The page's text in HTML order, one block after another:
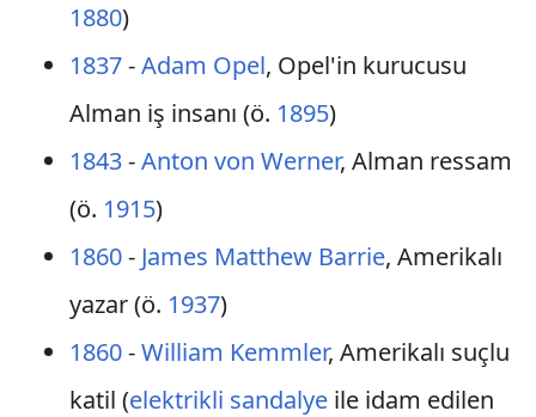
1880)
1837-Adam Opel, Opel'in kurucusu
Alman iş insanı (ö. 1895)
1843-Anton von Werner, Alman ressam
(ö. 1915)
1860- James Matthew Barrie, Amerikalı
yazar (ö. 1937)
1860-William Kemmler, Amerikalı suçlu
katil (elektrikli sandalyeile idam edilen